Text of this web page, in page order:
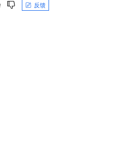
反馈